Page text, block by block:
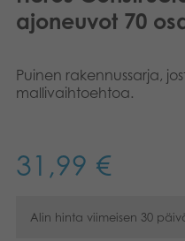
Kirjat
Arkistoidut tuotteet
Sovellukset
English
ajoneuvot 70
Puinen rakennussarja,
mallivaihtoehtoa.
31,99 €
Alin hinta viimeisen 30